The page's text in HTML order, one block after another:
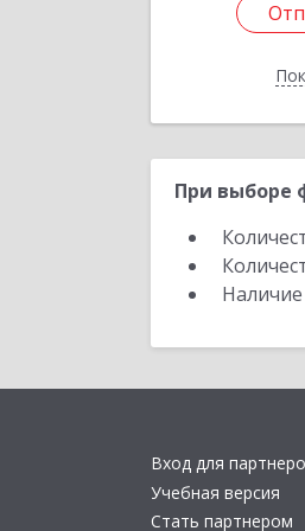
При выборе
Вход для
Учебная версия
Стать партнером